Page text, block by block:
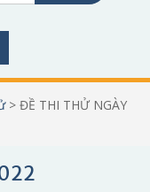
> ĐỀ THI THỬ NGÀY